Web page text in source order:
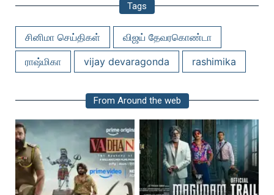
Tags
சினிமா செய்திகள்
விஜய் தேவரகொண்டா
ராஷ்மிகா
vijay devaragonda rashimika
From Around the web